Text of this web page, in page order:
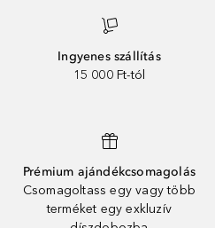
Ingyenes szállítás
15 000 Ft-tól
Prémium ajándékcsomagolás
Csomagoltass egy vagy több
terméket egy exkluzív